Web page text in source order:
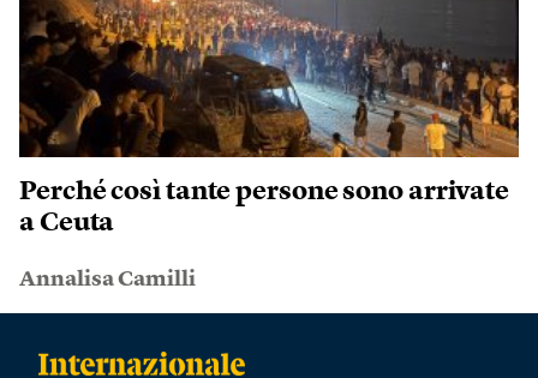
Perché così tante persone sono arrivate
a Ceuta
Annalisa Camilli